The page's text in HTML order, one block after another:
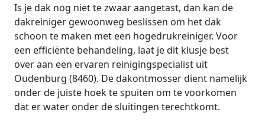
Is je dak nog niet te zwaar aangetast, dan kan de
dakreiniger gewoonweg beslissen om het dak
schoon te maken met een hogedrukreiniger. Voor
een efficiënte behandeling, laat je dit klusje best
over aan een ervaren reinigingspecialist uit
Oudenburg (8460). De dakontmosser dient namelijk
onder de juiste hoek te spuiten om te voorkomen
dat er water onder de sluitingen terechtkomt.